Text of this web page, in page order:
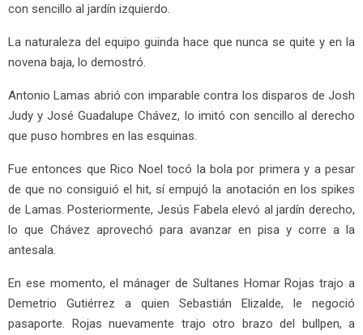
con sencillo al jardín izquierdo.
La naturaleza del equipo guinda hace que nunca se quite y en la
novena baja, lo demostró.
Antonio Lamas abrió con imparable contra los disparos de Josh
Judy y José Guadalupe Chávez, lo imitó con sencillo al derecho
que puso hombres en las esquinas.
Fue entonces que Rico Noel tocó la bola por primera y a pesar
de que no consiguió el hit, sí empujó la anotación en los spikes
de Lamas. Posteriormente, Jesús Fabela elevó al jardín derecho,
lo que Chávez aprovechó para avanzar en pisa y corre a la
antesala.
En ese momento, el mánager de Sultanes Homar Rojas trajo a
Demetrio Gutiérrez a quien Sebastián Elizalde, le negoció
pasaporte. Rojas nuevamente trajo otro brazo del bullpen, a